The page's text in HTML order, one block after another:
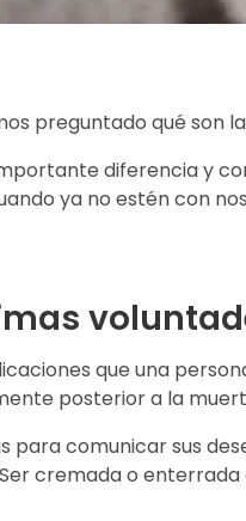
preguntado qué son
diferencia y
ya no estén con
que una
posterior a la
comunicar sus
cremada o